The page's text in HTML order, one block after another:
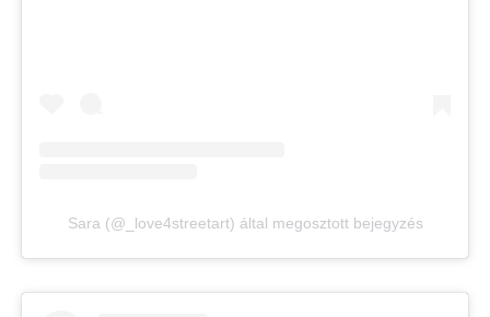
Sara (@_love4streetart) által megosztott bejegyzés